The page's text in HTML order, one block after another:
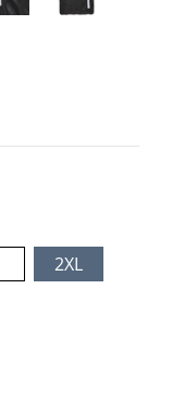
2XL